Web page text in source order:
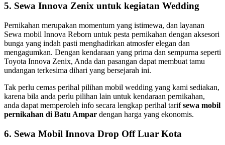
5. Sewa Innova Zenix untuk kegiatan Wedding
Pernikahan merupakan momentum yang istimewa, dan layanan
Sewa mobil Innova Reborn untuk pesta pernikahan dengan aksesori
bunga yang indah pasti menghadirkan atmosfer elegan dan
mengagumkan. Dengan kendaraan yang prima dan sempurna seperti
Toyota Innova Zenix, Anda dan pasangan dapat membuat tamu
undangan terkesima dihari yang bersejarah ini.
Tak perlu cemas perihal pilihan mobil wedding yang kami sediakan,
karena bila anda perlu pilihan lain untuk kendaraan pernikahan,
anda dapat memperoleh info secara lengkap perihal tarifsewa mobil
pernikahan di Batu Ampar dengan harga yang ekonomis.
6. Sewa Mobil Innova Drop Off Luar Kota